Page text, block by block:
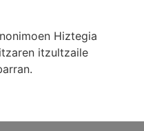
Hiztegia
itzultzaile